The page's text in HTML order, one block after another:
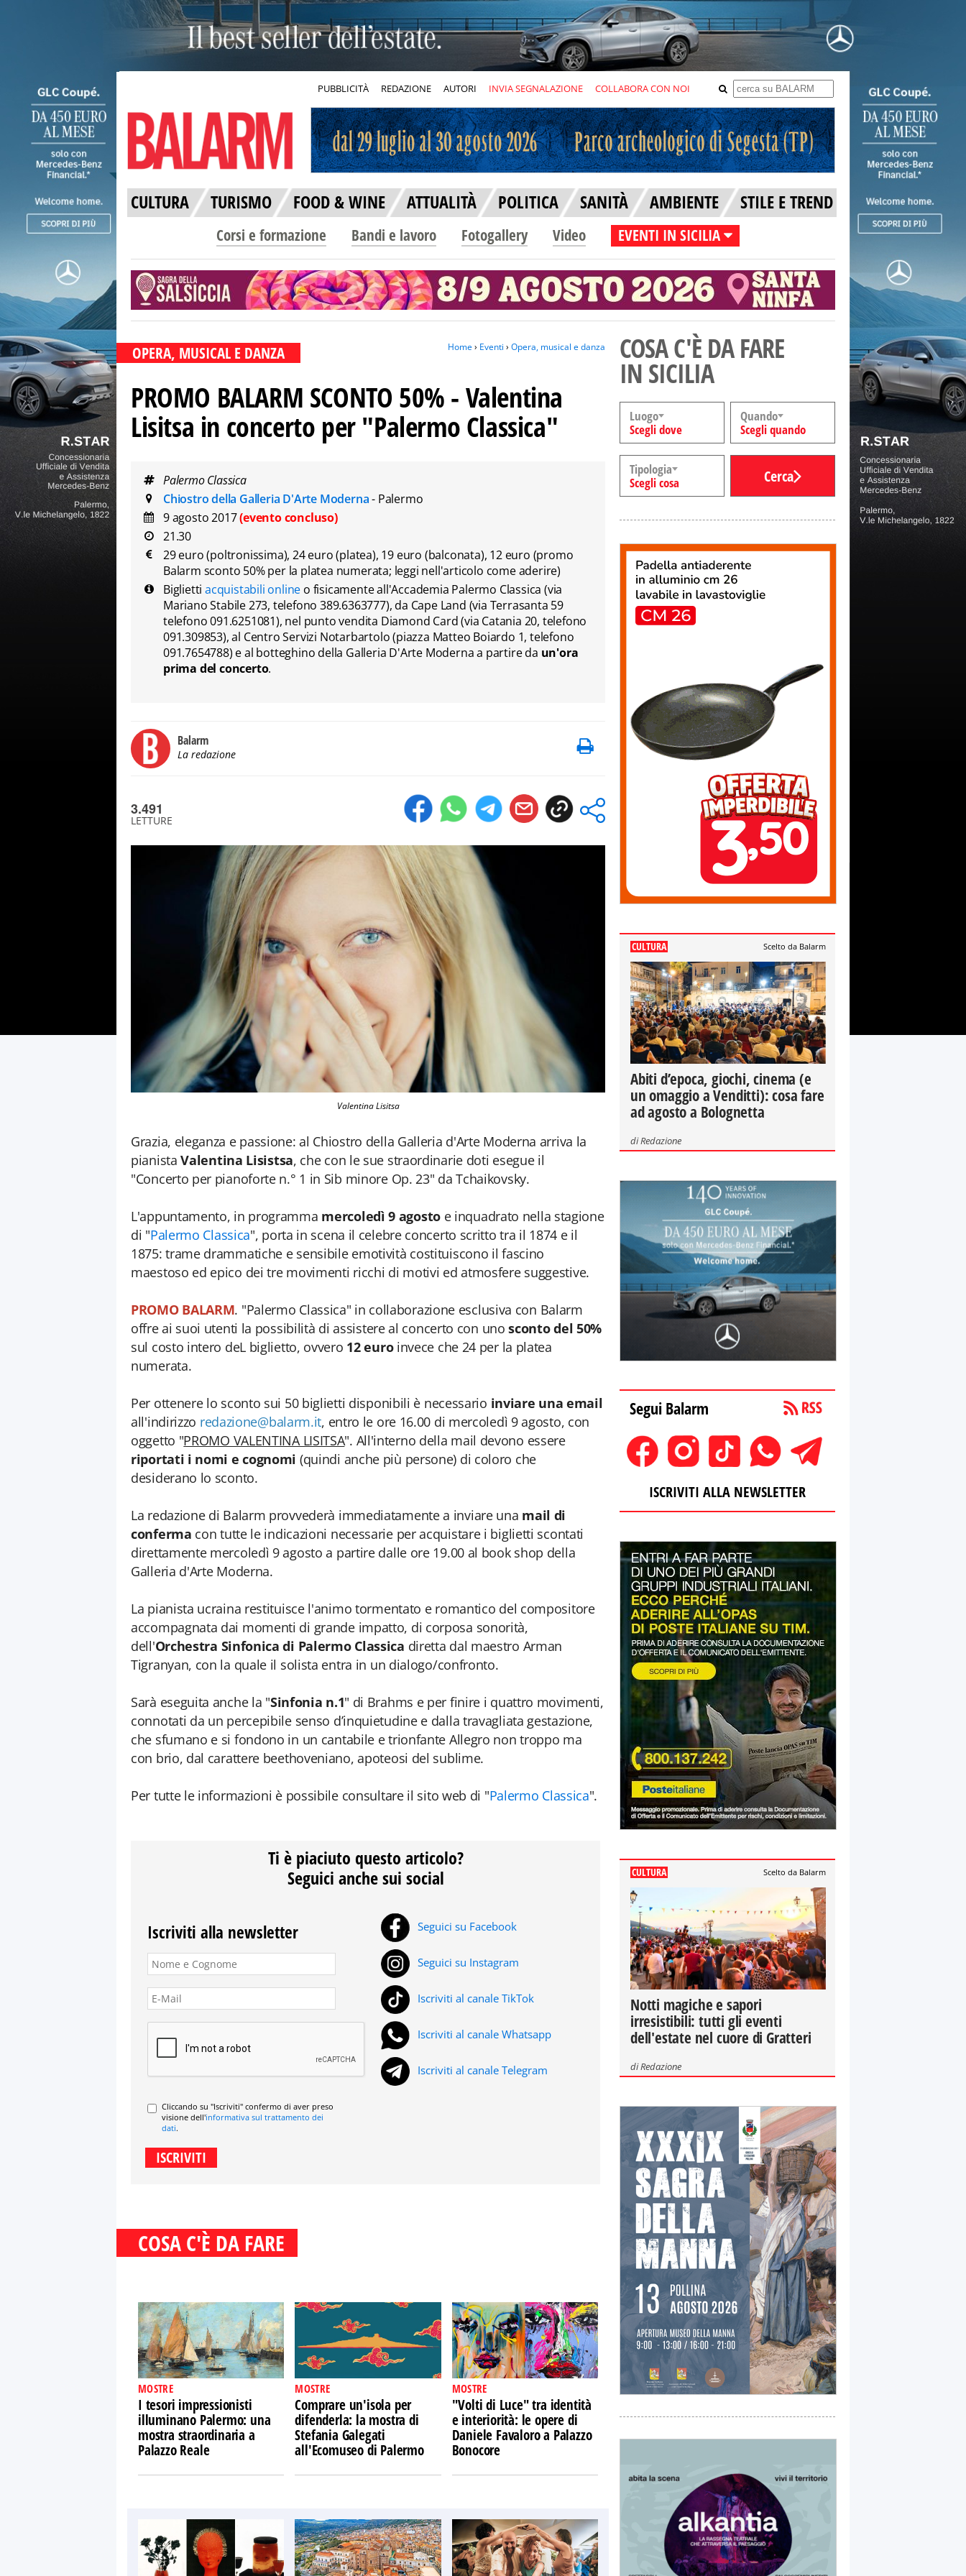
PUBBLICITÀ REDAZIONE AUTORI INVIA SEGNALAZIONE COLLABORA CON NOI
CULTURA TURISMO FOOD & WINE ATTUALITÀ POLITICA SANITÀ AMBIENTE STILE E TREND
Corsi e formazione Bandi e lavoro Fotogallery Video EVENTI IN SICILIA
OPERA, MUSICAL E DANZA Home› Eventi › Opera, musical e danza
PROMO BALARM SCONTO 50% - Valentina
Lisitsa in concerto per "Palermo Classica"
Palermo Classica
Chiostro della Galleria D'Arte Moderna- Palermo
9 agosto 2017(evento concluso)
21.30
29 euro (poltronissima), 24 euro (platea), 19 euro (balconata), 12 euro (promo
Balarm sconto 50% per la platea numerata; leggi nell'articolo come aderire)
Biglietti acquistabili online o fisicamente all'Accademia Palermo Classica (via
Mariano Stabile 273, telefono 389.6363777), da Cape Land (via Terrasanta 59
telefono 091.6251081), nel punto vendita Diamond Card (via Catania 20, telefono
091.309853), al Centro Servizi Notarbartolo (piazza Matteo Boiardo 1, telefono
091.7654788) e al botteghino della Galleria D'Arte Moderna a partire da un'ora
prima del concerto.
Balarm
La redazione
3.491
LETTURE
Valentina Lisitsa
Grazia, eleganza e passione: al Chiostro della Galleria d'Arte Moderna arriva la
pianista Valentina Lisistsa, che con le sue straordinarie doti esegue il
"Concerto per pianoforte n.° 1 in Sib minore Op. 23" da Tchaikovsky.
L'appuntamento, in programma mercoledì 9 agostoe inquadrato nella stagione
di "Palermo Classica", porta in scena il celebre concerto scritto tra il 1874 e il
1875: trame drammatiche e sensibile emotività costituiscono il fascino
maestoso ed epico dei tre movimenti ricchi di motivi ed atmosfere suggestive.
PROMO BALARM. "Palermo Classica" in collaborazione esclusiva con Balarm
offre ai suoi utenti la possibilità di assistere al concerto con unosconto del 50%
sul costo intero deL biglietto, ovvero 12 euroinvece che 24 per la platea
numerata.
Per ottenere lo sconto sui 50 biglietti disponibili è necessario inviare una email
all'indirizzo redazione@balarm.it, entro le ore 16.00 di mercoledì 9 agosto, con
oggetto "PROMO VALENTINA LISITSA". All'interno della mail devono essere
riportati i nomi e cognomi (quindi anche più persone) di coloro che
desiderano lo sconto.
La redazione di Balarm provvederà immediatamente a inviare una mail di
conferma con tutte le indicazioni necessarie per acquistare i biglietti scontati
direttamente mercoledì 9 agosto a partire dalle ore 19.00 al book shop della
Galleria d'Arte Moderna.
La pianista ucraina restituisce l'animo tormentato e romantico del compositore
accompagnata dai momenti di grande impatto, di corposa sonorità,
dell'Orchestra Sinfonica di Palermo Classica diretta dal maestro Arman
Tigranyan, con la quale il solista entra in un dialogo/confronto.
Sarà eseguita anche la "Sinfonia n.1" di Brahms e per finire i quattro movimenti,
connotati da un percepibile senso d’inquietudine e dalla travagliata gestazione,
che sfumano e si fondono in un cantabile e trionfante Allegro non troppo ma
con brio, dal carattere beethoveniano, apoteosi del sublime.
Per tutte le informazioni è possibile consultare il sito web di "Palermo Classica".
Ti è piaciuto questo articolo?
Seguici anche sui social
Iscriviti alla newsletter
Cliccando su "Iscriviti" confermo di aver preso
visione dell'informativa sul trattamento dei
dati.
Seguici su Facebook
Seguici su Instagram
Iscriviti al canale TikTok
Iscriviti al canale Whatsapp
Iscriviti al canale Telegram
COSA C'È DA FARE
MOSTRE
I tesori impressionisti
illuminano Palermo: una
mostra straordinaria a
Palazzo Reale
MOSTRE
Comprare un'isola per
difenderla: la mostra di
Stefania Galegati
all'Ecomuseo di Palermo
MOSTRE
"Volti di Luce" tra identità
e interiorità: le opere di
Daniele Favaloro a Palazzo
Bonocore
COSA C'È DA FARE
IN SICILIA
Luogo
Scegli dove
Quando
Scegli quando
Tipologia
Scegli cosa
Cerca
CULTURA Scelto da Balarm
Abiti d’epoca, giochi, cinema (e
un omaggio a Venditti): cosa fare
ad agosto a Bolognetta
diRedazione
Segui Balarm
ISCRIVITI ALLA NEWSLETTER
CULTURA Scelto da Balarm
Notti magiche e sapori
irresistibili: tutti gli eventi
dell'estate nel cuore di Gratteri
diRedazione